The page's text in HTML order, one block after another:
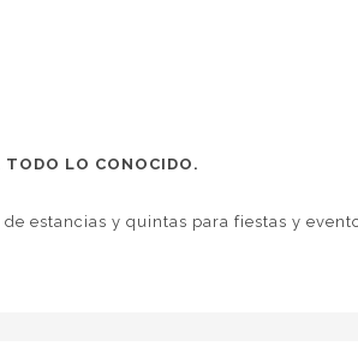
TODO LO CONOCIDO.
estancias y quintas para fiestas y